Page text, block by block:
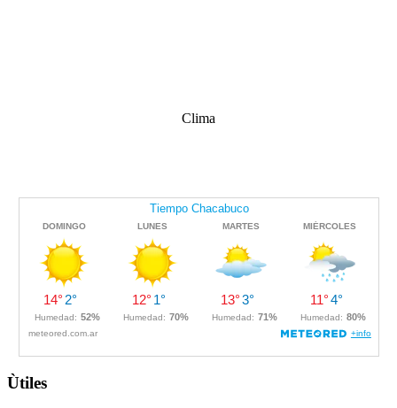
Clima
Ùtiles